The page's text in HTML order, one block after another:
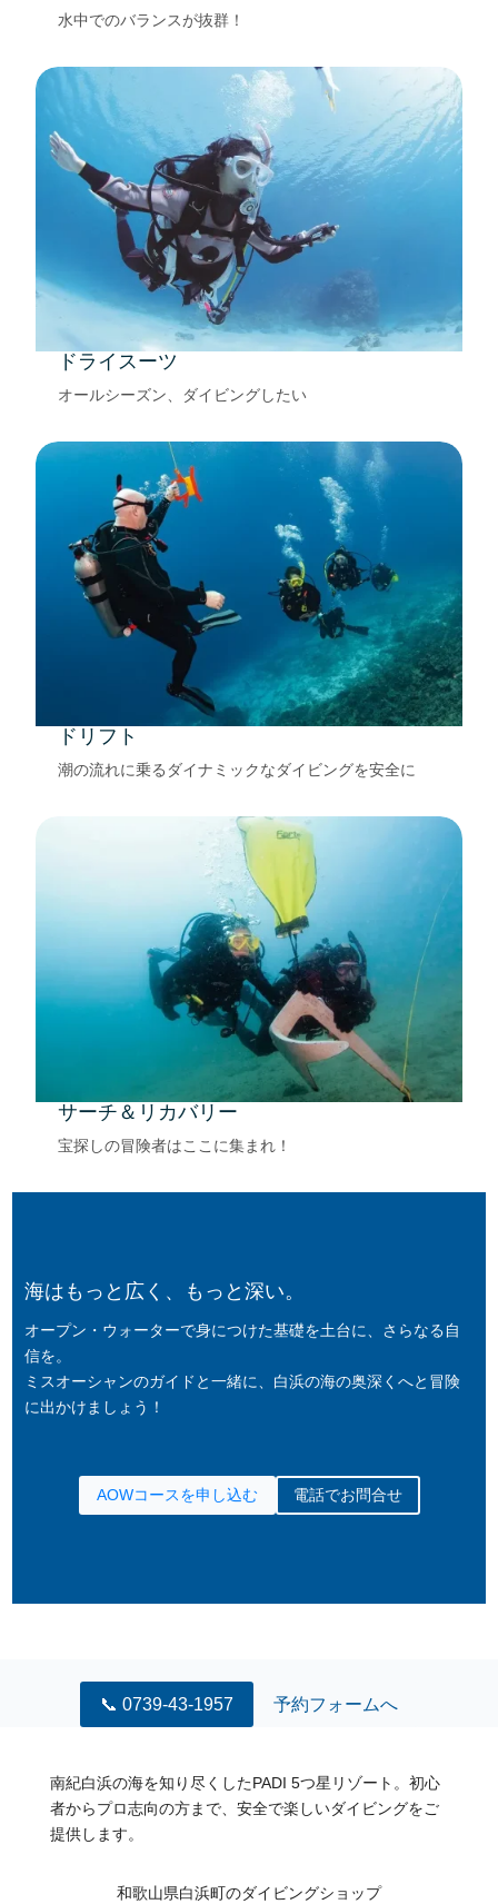
水中でのバランスが抜群！
ドライスーツ
オールシーズン、ダイビングしたい
ドリフト
潮の流れに乗るダイナミックなダイビングを安全に
サーチ＆リカバリー
宝探しの冒険者はここに集まれ！
海はもっと広く、もっと深い。
オープン・ウォーターで身につけた基礎を土台に、さらなる自
信を。
ミスオーシャンのガイドと一緒に、白浜の海の奥深くへと冒険
に出かけましょう！
AOWコースを申し込む 電話でお問合せ
南紀白浜の海を知り尽くしたPADI 5つ星リゾート。初心
者からプロ志向の方まで、安全で楽しいダイビングをご
提供します。
和歌山県白浜町のダイビングショップ
📞 0739-43-1957 予約フォームへ